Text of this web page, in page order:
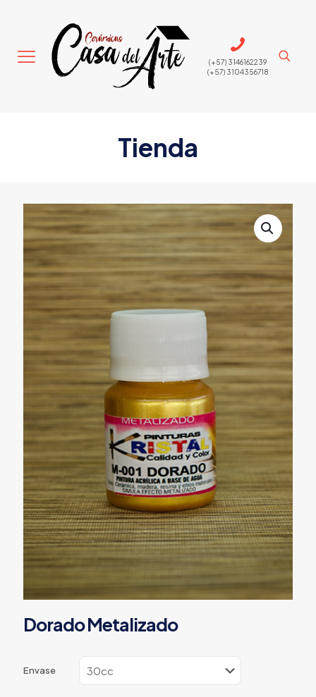
(+57) 3146162239
(+57) 3104356718
Tienda
Dorado Metalizado
Envase